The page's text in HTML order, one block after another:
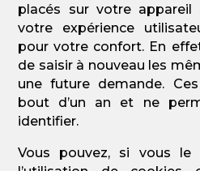
placés sur votre appareil
votre expérience
pour votre confort. En
de saisir à nouveau les
une future demande.
bout d’un an et ne
identifier.
Vous pouvez, si vous le